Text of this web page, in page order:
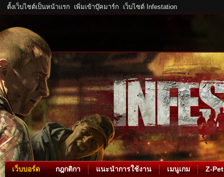
ตั้งเว็บไซต์เป็นหน้าแรก เพิ่มเข้าบุ๊คมาร์ก เว็บไซต์ Infestation
เว็บบอร์ด กฎกติกา แนะนำการใช้งาน เมนูเกม Z-Pet